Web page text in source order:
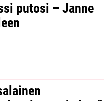
putosi – Janne